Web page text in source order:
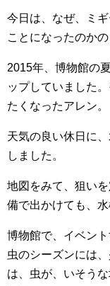
今日は、なぜ、ミ
ことになったのか
2015年、博物館の
ップしていました
たくなったアレン。
天気の良い休日に
しました。
地図をみて、狙い
備で出かけても、水
博物館で、イベン
虫のシーズンには
は、虫が、いそう